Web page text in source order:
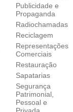
Publicidade e
Propaganda
Radiochamadas
Reciclagem
Representações
Comerciais
Restauração
Sapatarias
Segurança
Patrimonial,
Pessoal e
Privada